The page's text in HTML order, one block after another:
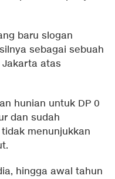
baru slogan
sebagai sebuah
atas
hunian untuk DP 0
dan sudah
menunjukkan
hingga awal tahun